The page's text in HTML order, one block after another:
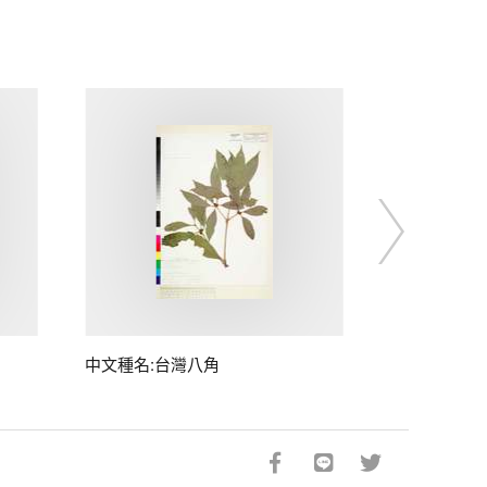
中文種名:台灣八角